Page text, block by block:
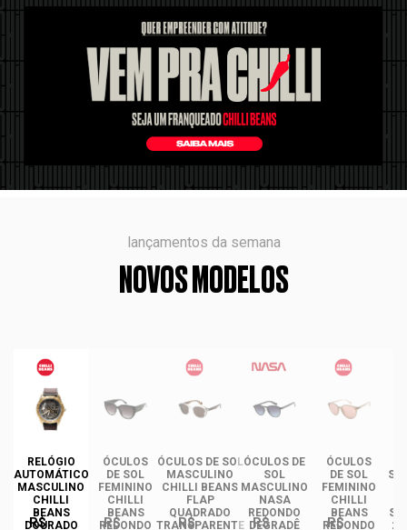
lançamentos da semana
NOVOS MODELOS
RELÓGIO
AUTOMÁTICO
MASCULINO
CHILLI
BEANS
DOURADO
R$
ÓCULOS
DE SOL
FEMININO
CHILLI
BEANS
REDONDO
R$
ÓCULOS DE SOL
MASCULINO
CHILLI BEANS
FLAP
QUADRADO
TRANSPARENTE
R$
ÓCULOS DE
SOL
MASCULINO
NASA
REDONDO
DEGRADÊ
R$
ÓCULOS
DE SOL
FEMININO
CHILLI
BEANS
REDONDO
R$